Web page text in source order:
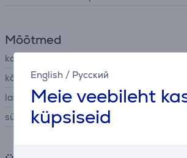
English / Русский
Meie veebileht
küpsiseid
Mõõtmed
kaal
kõrgus
laius
sügavus